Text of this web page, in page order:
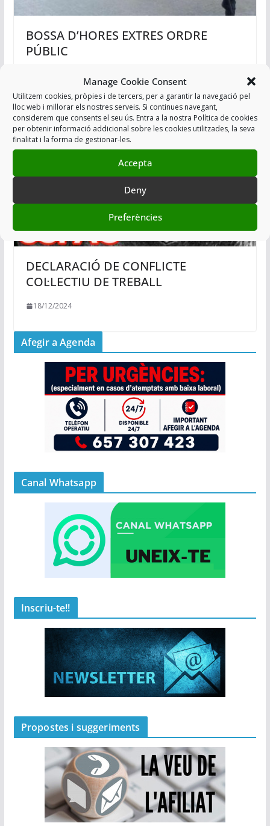
Manage Cookie Consent
Utilitzem cookies, pròpies i de tercers, per a garantir la navegació pel
lloc web i millorar els nostres serveis. Si continues navegant,
considerem que consents el seu ús. Entra a la nostra Política de cookies
per obtenir informació addicional sobre les cookies utilitzades, la seva
finalitat i la forma de gestionar-les.
Accepta
Deny
Preferències
BOSSA D’HORES EXTRES ORDRE
PÚBLIC
DECLARACIÓ DE CONFLICTE
COL·LECTIU DE TREBALL
18/12/2024
Afegir a Agenda
Canal Whatsapp
Inscriu-te!!
Propostes i suggeriments